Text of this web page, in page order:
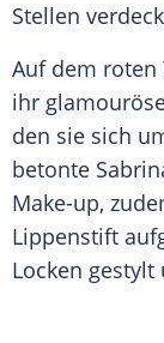
Stellen
Auf dem roten
ihr
den sie sich
betonte
Make-up,
Lippenstift
Locken gestylt